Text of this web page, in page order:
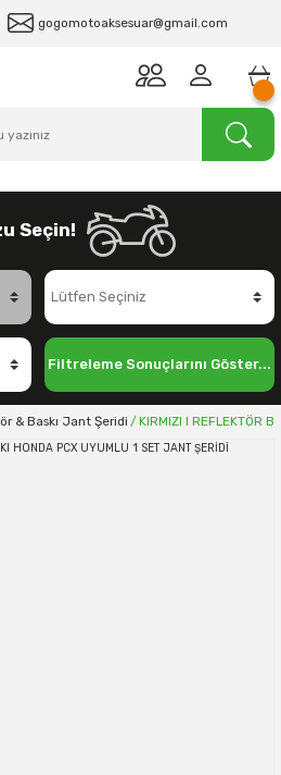
gogomotoaksesuar@gmail.com
Seçin!
Filtreleme Sonuçlarını Göster...
& Baskı Jant Şeridi KIRMIZI I REFLEKTÖR